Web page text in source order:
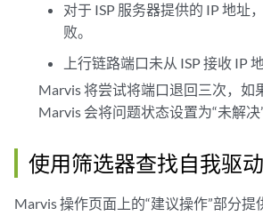
对于 ISP 服务器提供的 IP 地址
败。
上行链路端口未从 ISP 接收 IP 地
Marvis 将尝试将端口退回三次，如
Marvis 会将问题状态设置为“未解决”
使用筛选器查找自我驱
Marvis 操作页面上的“建议操作”部分